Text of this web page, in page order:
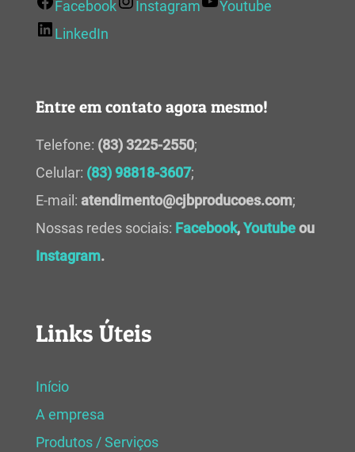
Facebook
Instagram
Youtube
LinkedIn
Entre em contato agora mesmo!
Telefone: (83) 3225-2550;
Celular: (83) 98818-3607;
E-mail: atendimento@cjbproducoes.com;
Nossas redes sociais: Facebook,Youtubeou
Instagram.
Links Úteis
Início
A empresa
Produtos / Serviços